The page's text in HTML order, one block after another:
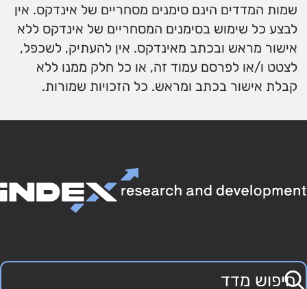
שמות המדדים הינם סימנים מסחריים של אינדקס. אין
לבצע כל שימוש בסימנים המסחריים של אינדקס ללא
אישור מראש ובכתב מאינדקס. אין להעתיק, לשכפל,
לצטט ו/או לפרסם עמוד זה, או כל חלק ממנו ללא
קבלת אישור בכתב ומראש. כל הזכויות שמורות.